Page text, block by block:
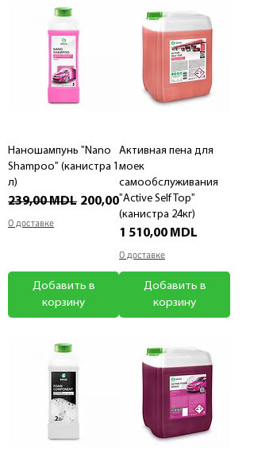
Наношампунь "Nano
Shampoo" (канистра 1
л)
Обычная цена
239,00 MDL Цена со скидкой
200,00 MDL
О доставке
Добавить в
корзину
Активная пена для
моек
самообслуживания
"Active Self Top"
(канистра 24кг)
Цена
1 510,00 MDL
О доставке
Добавить в
корзину